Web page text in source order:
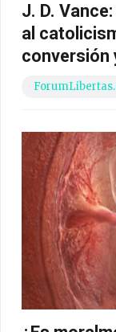
J. D.
al
conversión